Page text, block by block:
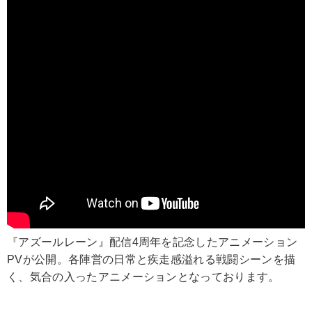
『アズールレーン』配信4周年を記念したアニメーション
PVが公開。各陣営の日常と疾走感溢れる戦闘シーンを描
く、気合の入ったアニメーションとなっております。